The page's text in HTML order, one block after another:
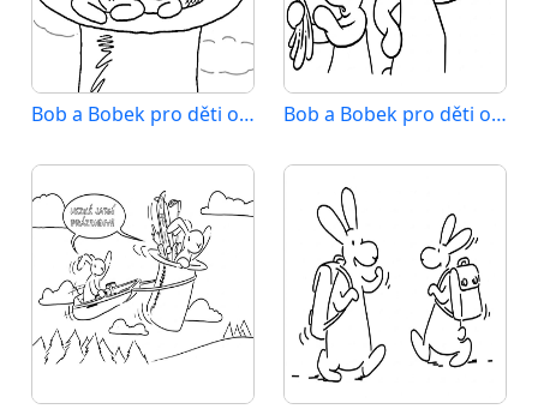
Bob a Bobek pro děti od 1 roku Bob a Bobek pro děti od 2 let